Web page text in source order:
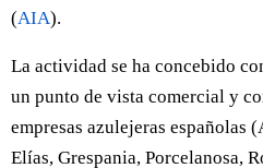
(AIA).
La actividad se ha concebido
un punto de vista comercial y
empresas azulejeras españolas
Elías, Grespania, Porcelanosa,